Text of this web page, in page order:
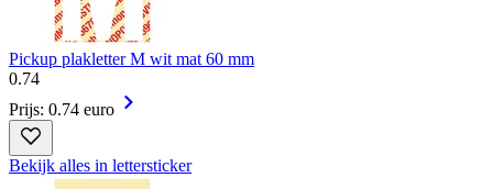
Pickup plakletter M wit mat 60 mm
0.74
Prijs: 0.74 euro
Bekijk alles in lettersticker